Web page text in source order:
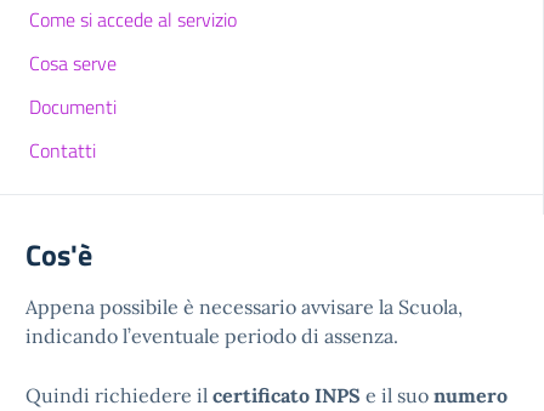
Come si accede al servizio
Cosa serve
Documenti
Contatti
Cos'è
Appena possibile è necessario avvisare la Scuola,
indicando l’eventuale periodo di assenza.
Quindi richiedere il certificato INPS e il suo numero